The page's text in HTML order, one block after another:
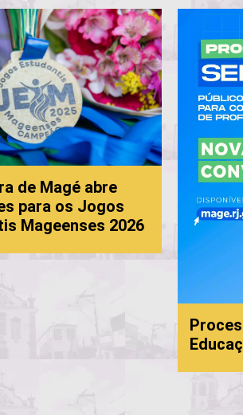
de Magé abre
para os Jogos
Mageenses 2026